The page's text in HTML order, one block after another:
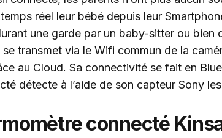
réel leur bébé depuis leur
une garde par un baby-sitter ou bien
transmet via le Wifi commun de la
au Cloud. Sa connectivité se fait en
détecte à l’aide de son capteur Sony
connecté